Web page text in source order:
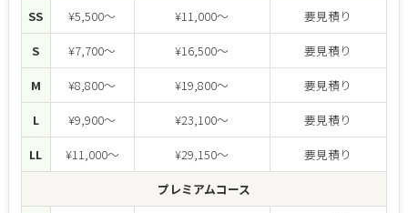
SS
¥5,500～ ¥11,000～
要見積り
S
¥7,700～ ¥16,500～
要見積り
M
¥8,800～ ¥19,800～
要見積り
L
¥9,900～ ¥23,100～
要見積り
LL
¥11,000～ ¥29,150～
要見積り
プレミアムコース